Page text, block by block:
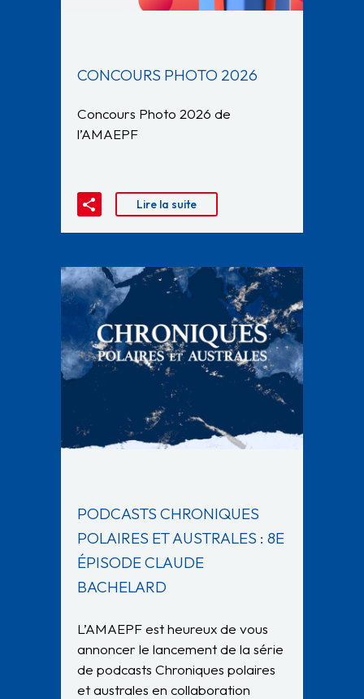
CONCOURS PHOTO 2026
Concours Photo 2026 de
l’AMAEPF
Lire la suite
PODCASTS CHRONIQUES
POLAIRES ET AUSTRALES : 8E
ÉPISODE CLAUDE
BACHELARD
L’AMAEPF est heureux de vous
annoncer le lancement de la série
de podcasts Chroniques polaires
et australes en collaboration